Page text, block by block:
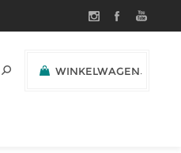
WINKELWAGEN